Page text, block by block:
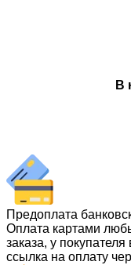
В
Предоплата
Оплата картами
заказа, у
ссылка на оплату